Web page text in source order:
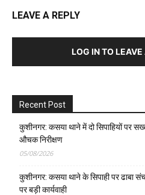
LEAVE A REPLY
LOG IN TO
Recent Post
कुशीनगर: कसया थाने में दो सिपाहियों पर
औचक निरीक्षण
05/08/2026
कुशीनगर: कसया थाने के सिपाही पर ढाबा
पर बड़ी कार्यवाही